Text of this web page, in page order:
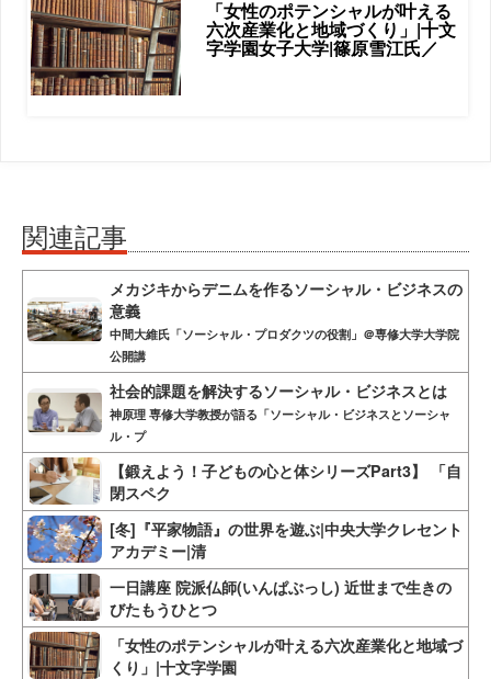
「女性のポテンシャルが叶える
六次産業化と地域づくり」|十文
字学園女子大学|篠原雪江氏／
関連記事
メカジキからデニムを作るソーシャル・ビジネスの
意義
中間大維氏「ソーシャル・プロダクツの役割」＠専修大学大学院
公開講
社会的課題を解決するソーシャル・ビジネスとは
神原理 専修大学教授が語る「ソーシャル・ビジネスとソーシャ
ル・プ
【鍛えよう！子どもの心と体シリーズPart3】 「自
閉スペク
[冬]『平家物語』の世界を遊ぶ|中央大学クレセント
アカデミー|清
一日講座 院派仏師(いんぱぶっし) 近世まで生きの
びたもうひとつ
「女性のポテンシャルが叶える六次産業化と地域づ
くり」|十文字学園